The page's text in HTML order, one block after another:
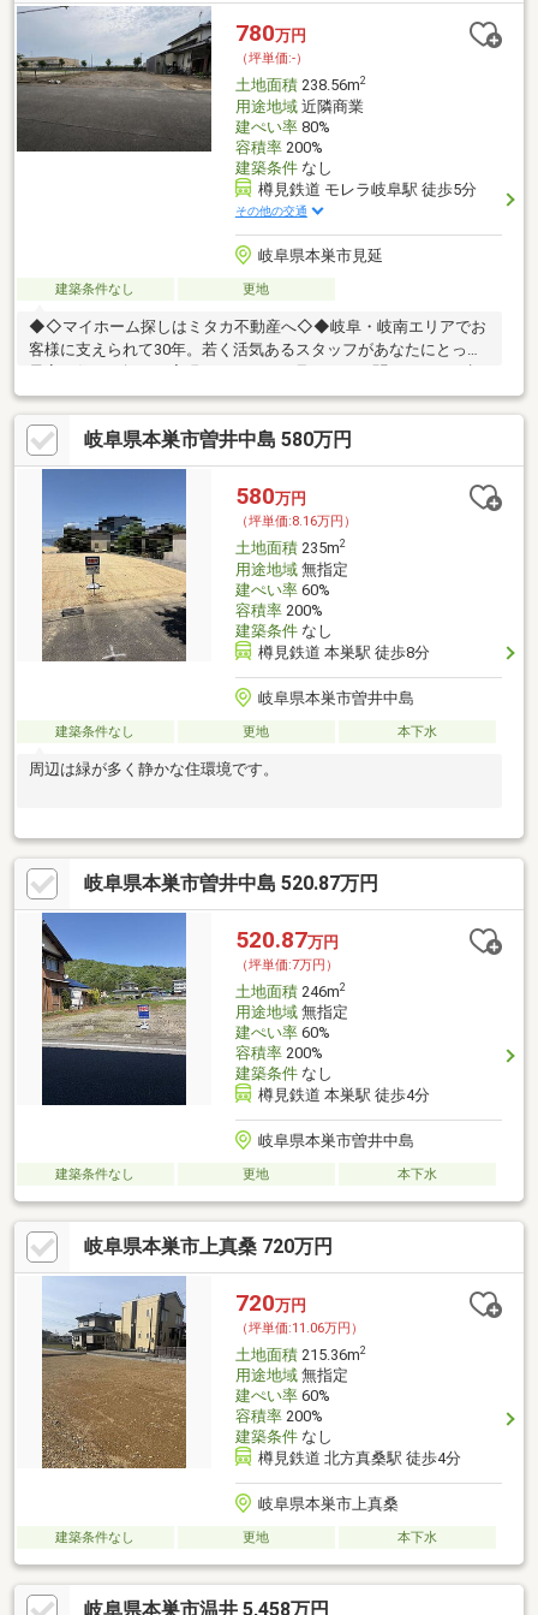
780万円
（坪単価:-）
土地面積238.56m2
用途地域近隣商業
建ぺい率80%
容積率200%
建築条件なし
樽見鉄道 モレラ岐阜駅 徒歩5分
その他の交通
岐阜県本巣市見延
建築条件なし 更地
◆◇マイホーム探しはミタカ不動産へ◇◆岐阜・岐南エリアでお
客様に支えられて30年。若く活気あるスタッフがあなたにとって
最高の住まい探しを実現いたします。見るだけ、聞くだけ、ご相
談だけでもOK！気になる点がございましたら、当社へお気軽にお
問合せください。
岐阜県本巣市曽井中島 580万円
580万円
（坪単価:8.16万円）
土地面積235m2
用途地域無指定
建ぺい率60%
容積率200%
建築条件なし
樽見鉄道 本巣駅 徒歩8分
岐阜県本巣市曽井中島
建築条件なし 更地 本下水
周辺は緑が多く静かな住環境です。
岐阜県本巣市曽井中島 520.87万円
520.87万円
（坪単価:7万円）
土地面積246m2
用途地域無指定
建ぺい率60%
容積率200%
建築条件なし
樽見鉄道 本巣駅 徒歩4分
岐阜県本巣市曽井中島
建築条件なし 更地 本下水
岐阜県本巣市上真桑 720万円
720万円
（坪単価:11.06万円）
土地面積215.36m2
用途地域無指定
建ぺい率60%
容積率200%
建築条件なし
樽見鉄道 北方真桑駅 徒歩4分
岐阜県本巣市上真桑
建築条件なし 更地 本下水
岐阜県本巣市温井 5,458万円